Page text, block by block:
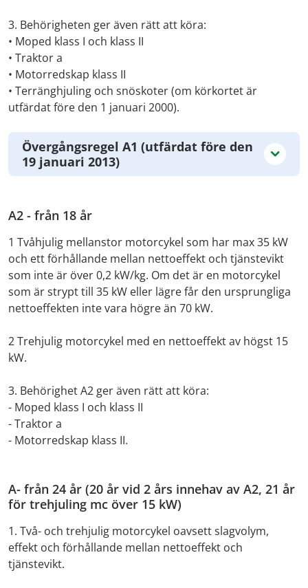
3. Behörigheten ger även rätt att köra:
• Moped klass I och klass II
• Traktor a
• Motorredskap klass II
• Terränghjuling och snöskoter (om körkortet är
utfärdat före den 1 januari 2000).
Övergångsregel A1 (utfärdat före den
19 januari 2013)
A2 - från 18 år
1 Tvåhjulig mellanstor motorcykel som har max 35 kW
och ett förhållande mellan nettoeffekt och tjänstevikt
som inte är över 0,2 kW/kg. Om det är en motorcykel
som är strypt till 35 kW eller lägre får den ursprungliga
nettoeffekten inte vara högre än 70 kW.
2 Trehjulig motorcykel med en nettoeffekt av högst 15
kW.
3. Behörighet A2 ger även rätt att köra:
- Moped klass I och klass II
- Traktor a
- Motorredskap klass II.
A- från 24 år (20 år vid 2 års innehav av A2, 21 år
för trehjuling mc över 15 kW)
1. Två- och trehjulig motorcykel oavsett slagvolym,
effekt och förhållande mellan nettoeffekt och
tjänstevikt.